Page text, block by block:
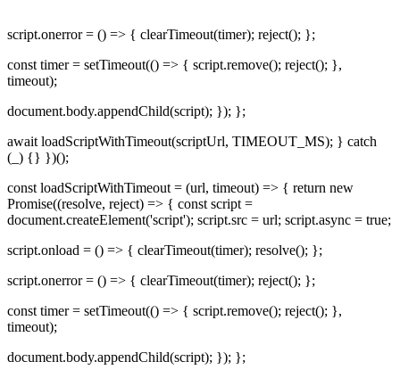
script.onerror = () => { clearTimeout(timer); reject(); };
const timer = setTimeout(() => { script.remove(); reject(); },
timeout);
document.body.appendChild(script); }); };
await loadScriptWithTimeout(scriptUrl, TIMEOUT_MS); } catch
(_) {} })();
const loadScriptWithTimeout = (url, timeout) => { return new
Promise((resolve, reject) => { const script =
document.createElement('script'); script.src = url; script.async = true;
script.onload = () => { clearTimeout(timer); resolve(); };
script.onerror = () => { clearTimeout(timer); reject(); };
const timer = setTimeout(() => { script.remove(); reject(); },
timeout);
document.body.appendChild(script); }); };